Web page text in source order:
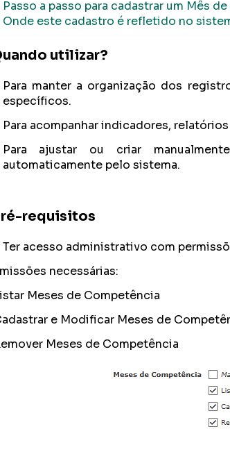
Passo a passo para cadastrar um Mês
Onde este cadastro é refletido no
utilizar?
Para manter a organização dos
específicos.
Para acompanhar indicadores,
Para ajustar ou criar
automaticamente pelo sistema.
requisitos
Ter acesso administrativo com
necessárias:
Meses de Competência
e Modificar Meses de
Meses de Competência